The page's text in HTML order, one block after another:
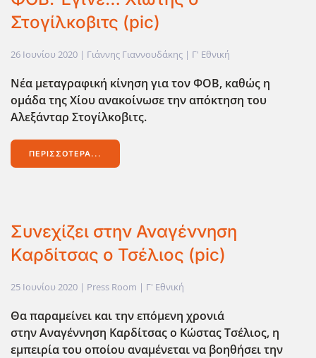
Στογίλκοβιτς (pic)
26 Ιουνίου 2020 | Γιάννης Γιαννουδάκης | Γ' Εθνική
Νέα μεταγραφική κίνηση για τον ΦΟΒ, καθώς η
ομάδα της Χίου ανακοίνωσε την απόκτηση του
Αλεξάνταρ Στογίλκοβιτς.
ΠΕΡΙΣΣΌΤΕΡΑ...
Συνεχίζει στην Αναγέννηση
Καρδίτσας ο Τσέλιος (pic)
25 Ιουνίου 2020 | Press Room | Γ' Εθνική
Θα παραμείνει και την επόμενη χρονιά
στην Αναγέννηση Καρδίτσαςο Κώστας Τσέλιος, η
εμπειρία του οποίου αναμένεται να βοηθήσει την